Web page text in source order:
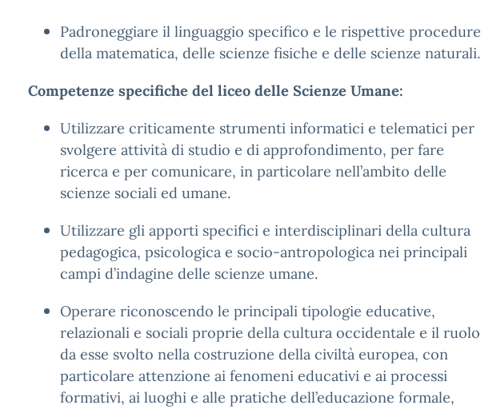
Padroneggiare il linguaggio specifico e le rispettive procedure
della matematica, delle scienze fisiche e delle scienze naturali.
Competenze specifiche del liceo delle Scienze Umane:
Utilizzare criticamente strumenti informatici e telematici per
svolgere attività di studio e di approfondimento, per fare
ricerca e per comunicare, in particolare nell’ambito delle
scienze sociali ed umane.
Utilizzare gli apporti specifici e interdisciplinari della cultura
pedagogica, psicologica e socio-antropologica nei principali
campi d’indagine delle scienze umane.
Operare riconoscendo le principali tipologie educative,
relazionali e sociali proprie della cultura occidentale e il ruolo
da esse svolto nella costruzione della civiltà europea, con
particolare attenzione ai fenomeni educativi e ai processi
formativi, ai luoghi e alle pratiche dell’educazione formale,